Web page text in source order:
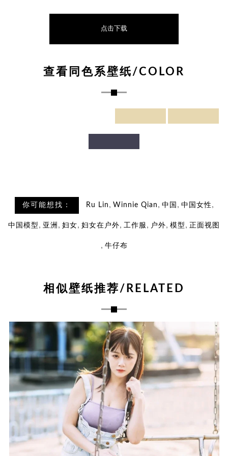
点击下载
查看同色系壁纸/COLOR
你可能想找： Ru Lin , Winnie Qian , 中国 , 中国女性 ,
中国模型 , 亚洲 , 妇女, 妇女在户外, 工作服 , 户外, 模型 , 正面视图
, 牛仔布
相似壁纸推荐/RELATED